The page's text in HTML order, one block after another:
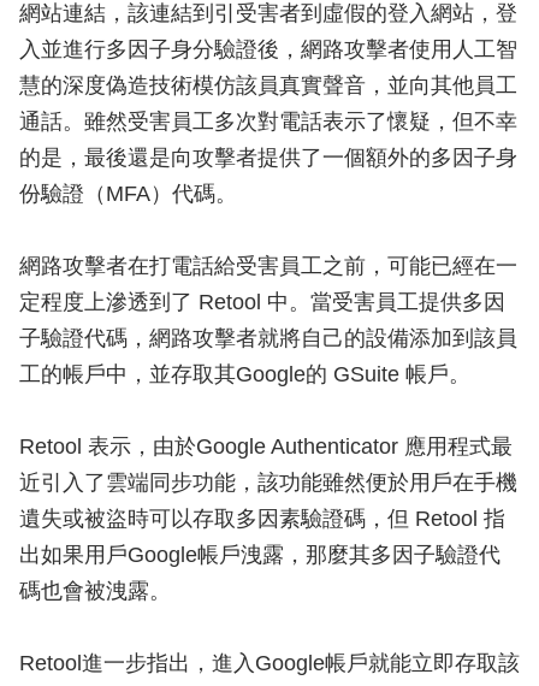
網站連結，該連結到引受害者到虛假的登入網站，登
入並進行多因子身分驗證後，網路攻擊者使用人工智
慧的深度偽造技術模仿該員真實聲音，並向其他員工
通話。雖然受害員工多次對電話表示了懷疑，但不幸
的是，最後還是向攻擊者提供了一個額外的多因子身
份驗證（MFA）代碼。
網路攻擊者在打電話給受害員工之前，可能已經在一
定程度上滲透到了 Retool 中。當受害員工提供多因
子驗證代碼，網路攻擊者就將自己的設備添加到該員
工的帳戶中，並存取其Google的 GSuite 帳戶。
Retool 表示，由於Google Authenticator 應用程式最
近引入了雲端同步功能，該功能雖然便於用戶在手機
遺失或被盜時可以存取多因素驗證碼，但 Retool 指
出如果用戶Google帳戶洩露，那麼其多因子驗證代
碼也會被洩露。
Retool進一步指出，進入Google帳戶就能立即存取該